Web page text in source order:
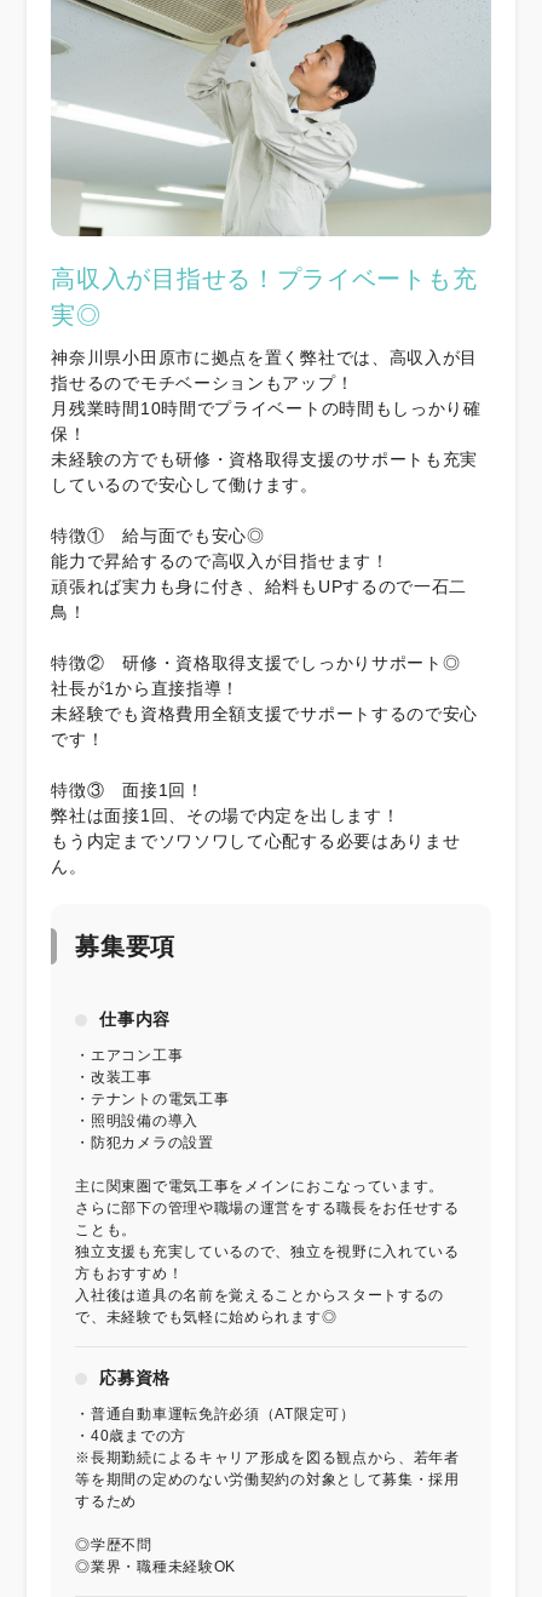
高収入が目指せる！プライベートも充
実◎
神奈川県小田原市に拠点を置く弊社では、高収入が目
指せるのでモチベーションもアップ！
月残業時間10時間でプライベートの時間もしっかり確
保！
未経験の方でも研修・資格取得支援のサポートも充実
しているので安心して働けます。
特徴① 給与面でも安心◎
能力で昇給するので高収入が目指せます！
頑張れば実力も身に付き、給料もUPするので一石二
鳥！
特徴② 研修・資格取得支援でしっかりサポート◎
社長が1から直接指導！
未経験でも資格費用全額支援でサポートするので安心
です！
特徴③ 面接1回！
弊社は面接1回、その場で内定を出します！
もう内定までソワソワして心配する必要はありませ
ん。
募集要項
仕事内容
・エアコン工事
・改装工事
・テナントの電気工事
・照明設備の導入
・防犯カメラの設置
主に関東圏で電気工事をメインにおこなっています。
さらに部下の管理や職場の運営をする職長をお任せする
ことも。
独立支援も充実しているので、独立を視野に入れている
方もおすすめ！
入社後は道具の名前を覚えることからスタートするの
で、未経験でも気軽に始められます◎
応募資格
・普通自動車運転免許必須（AT限定可）
・40歳までの方
※長期勤続によるキャリア形成を図る観点から、若年者
等を期間の定めのない労働契約の対象として募集・採用
するため
◎学歴不問
◎業界・職種未経験OK